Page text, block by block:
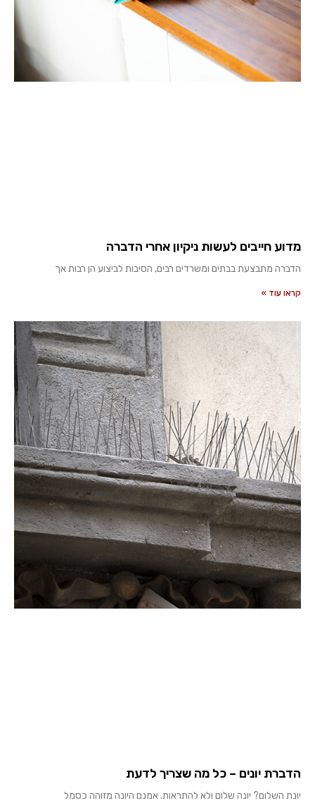
מדוע חייבים לעשות ניקיון אחרי הדברה
הדברה מתבצעת בבתים ומשרדים רבים, הסיבות לביצוע הן רבות אך
קראו עוד »
הדברת יונים – כל מה שצריך לדעת
יונת השלום? יונה שלום ולא להתראות. אמנם היונה מזוהה כסמל